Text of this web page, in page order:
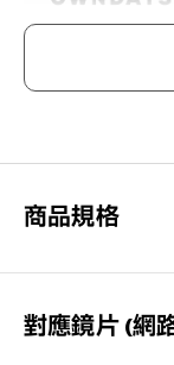
輕盈舒適，柔軟
OWNDAYS | AIR
商品規格
對應鏡片 (網